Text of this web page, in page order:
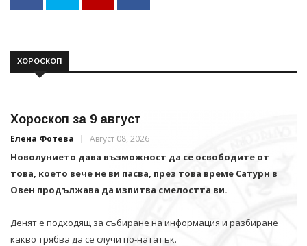
ХОРОСКОП
Хороскоп за 9 август
Елена Фотева Август 08, 2026
Новолунието дава възможност да се освободите от
това, което вече не ви пасва, през това време Сатурн в
Овен продължава да изпитва смелостта ви.
Денят е подходящ за събиране на информация и разбиране
какво трябва да се случи по-нататък.